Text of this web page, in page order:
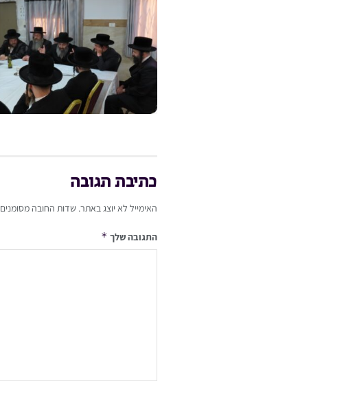
כתיבת תגובה
האימייל לא יוצג באתר. שדות החובה מסומנים
התגובה שלך *